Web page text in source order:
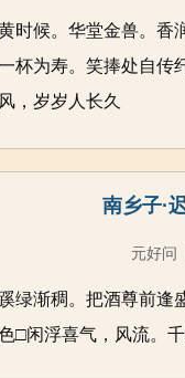
时候。华堂金兽。香
杯为寿。笑捧处自传
，岁岁人长久
南乡子·
元好问
绿渐稠。把酒尊前逢
□闲浮喜气，风流。